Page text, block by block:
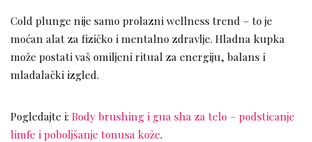
Cold plunge nije samo prolazni wellness trend – to je
moćan alat za fizičko i mentalno zdravlje. Hladna kupka
može postati vaš omiljeni ritual za energiju, balans i
mladalački izgled.
Pogledajte i: Body brushing i gua sha za telo – podsticanje
limfe i poboljšanje tonusa kože.